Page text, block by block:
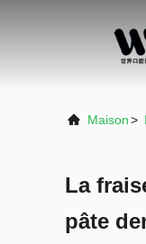
Maison>
La
pâte